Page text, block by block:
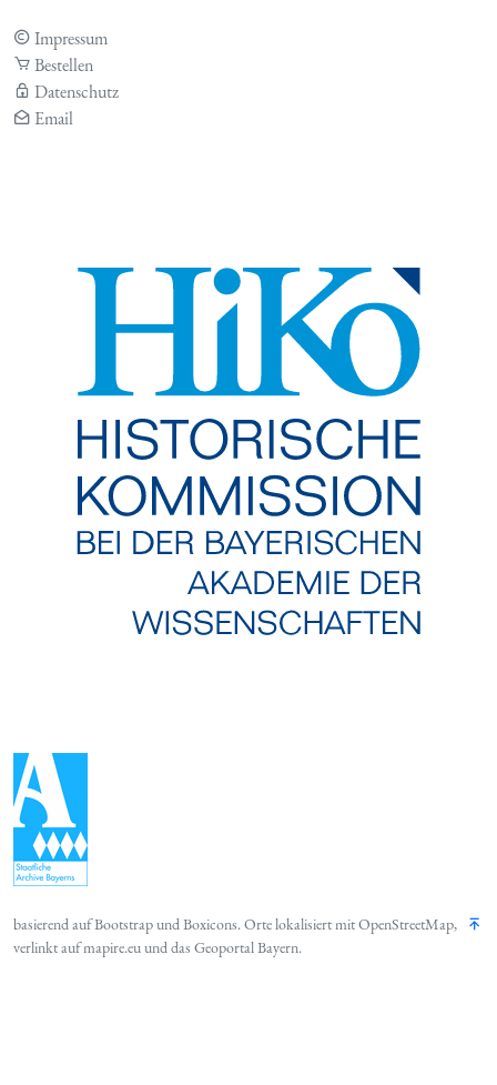
Impressum
Bestellen
Datenschutz
Email
basierend aufBootstrapundBoxicons. Orte lokalisiert mitOpenStreetMap,
verlinkt aufmapire.euund das Geoportal Bayern.